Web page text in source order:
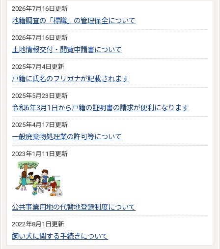
2026年7月16日更新
地籍調査の「標識」の管理保全について
2026年7月16日更新
土地情報交付・閲覧申請書について
2025年7月4日更新
戸籍に氏名のフリガナが記載されます
2025年5月23日更新
令和6年3月1日から戸籍の証明書の請求が便利になります
2025年4月17日更新
一般廃棄物処理業の許可等について
2023年1月11日更新
公共事業用地の代替地登録制度について
2022年8月1日更新
飼い犬に関する手続きについて